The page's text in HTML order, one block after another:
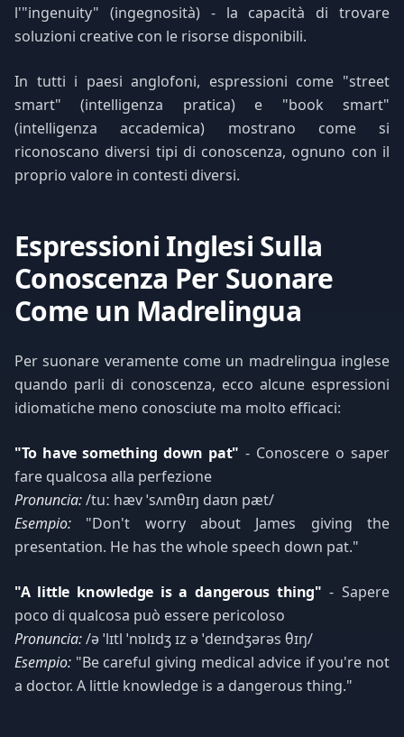
l'"ingenuity" (ingegnosità) - la capacità di trovare
soluzioni creative con le risorse disponibili.
In tutti i paesi anglofoni, espressioni come "street
smart" (intelligenza pratica) e "book smart"
(intelligenza accademica) mostrano come si
riconoscano diversi tipi di conoscenza, ognuno con il
proprio valore in contesti diversi.
Espressioni Inglesi Sulla
Conoscenza Per Suonare
Come un Madrelingua
Per suonare veramente come un madrelingua inglese
quando parli di conoscenza, ecco alcune espressioni
idiomatiche meno conosciute ma molto efficaci:
"To have something down pat" - Conoscere o saper
fare qualcosa alla perfezione
Pronuncia:/tuː hæv ˈsʌmθɪŋ daʊn pæt/
Esempio: "Don't worry about James giving the
presentation. He has the whole speech down pat."
"A little knowledge is a dangerous thing" - Sapere
poco di qualcosa può essere pericoloso
Pronuncia:/ə ˈlɪtl ˈnɒlɪdʒ ɪz ə ˈdeɪndʒərəs θɪŋ/
Esempio: "Be careful giving medical advice if you're not
a doctor. A little knowledge is a dangerous thing."